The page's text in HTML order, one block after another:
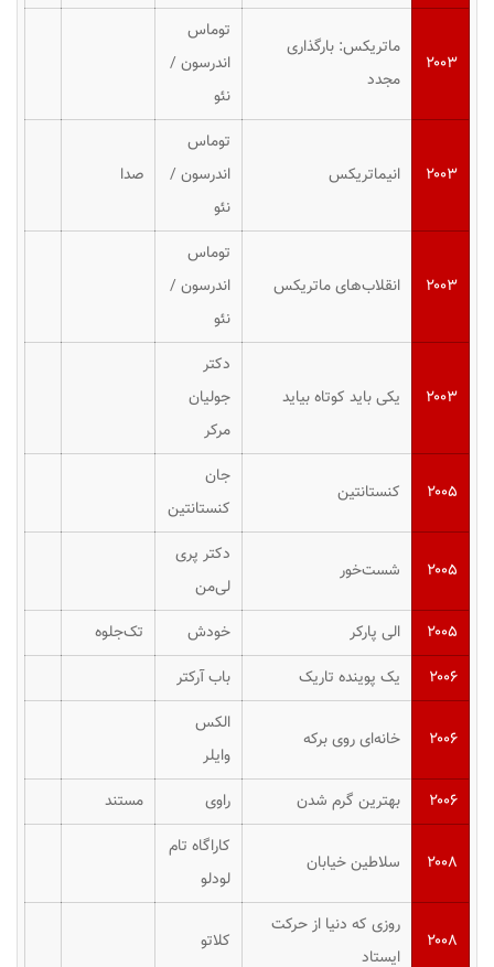
۲۰۰۳
ماتریکس: بارگذاری
مجدد
توماس
اندرسون/
نئو
۲۰۰۳ انیماتریکس
توماس
اندرسون/
نئو
صدا
۲۰۰۳ انقلاب‌های ماتریکس
توماس
اندرسون/
نئو
۲۰۰۳ یکی باید کوتاه بیاید
دکتر
جولیان
مرکر
۲۰۰۵ کنستانتین
جان
کنستانتین
۲۰۰۵ شست‌خور
دکتر پری
لی‌من
۲۰۰۵
الی پارکر خودش
تک‌جلوه
۲۰۰۶
یک پوینده تاریک باب آرکتر
۲۰۰۶ خانه‌ای روی برکه
الکس
وایلر
۲۰۰۶
بهترین گرم شدن راوی مستند
۲۰۰۸ سلاطین خیابان
کاراگاه تام
لودلو
۲۰۰۸
روزی که دنیا از حرکت
ایستاد
کلاتو